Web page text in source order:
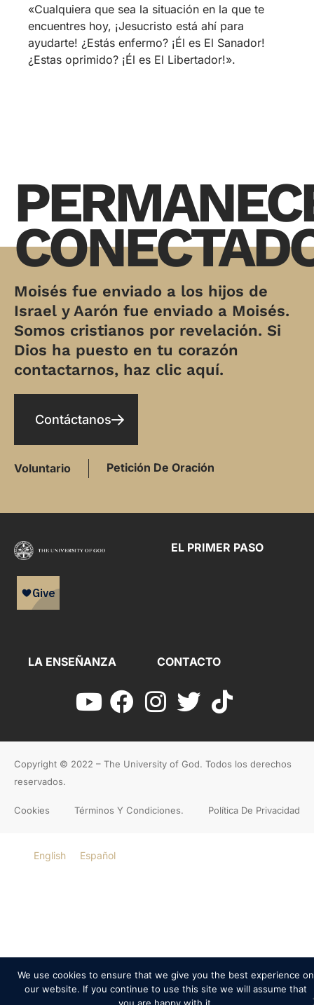
«Cualquiera que sea la situación en la que te
encuentres hoy, ¡Jesucristo está ahí para
ayudarte! ¿Estás enfermo? ¡Él es El Sanador!
¿Estas oprimido? ¡Él es El Libertador!».
Moisés fue enviado a los hijos de
Israel y Aarón fue enviado a Moisés.
Somos cristianos por revelación. Si
Dios ha puesto en tu corazón
contactarnos, haz clic aquí.
Contáctanos
Voluntario Petición De Oración
EL PRIMER PASO
LA ENSEÑANZA CONTACTO
Copyright © 2022 – The University of God. Todos los derechos
reservados.
Cookies Términos Y Condiciones. Política De Privacidad
English Español
We use cookies to ensure that we give you the best experience on
our website. If you continue to use this site we will assume that